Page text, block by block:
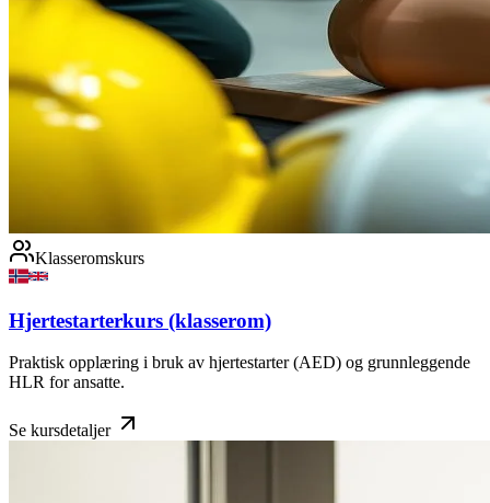
Klasseromskurs
Hjertestarterkurs (klasserom)
Praktisk opplæring i bruk av hjertestarter (AED) og grunnleggende
HLR for ansatte.
Se kursdetaljer